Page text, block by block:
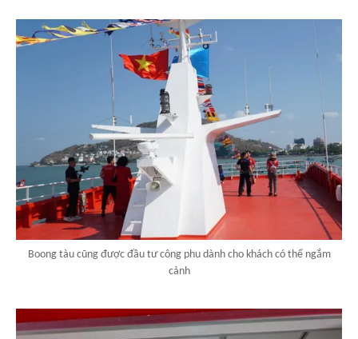
Boong tàu cũng được đầu tư công phu dành cho khách có thể ngắm
cảnh